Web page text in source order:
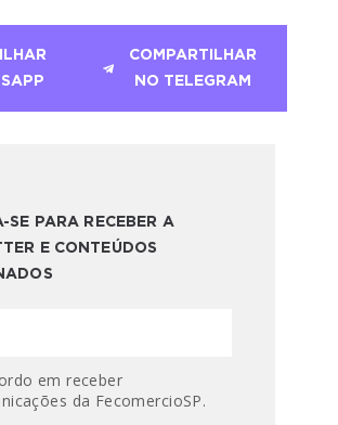
COMPARTILHAR
NO TELEGRAM
SE PARA RECEBER A
E CONTEÚDOS
em receber
da FecomercioSP.